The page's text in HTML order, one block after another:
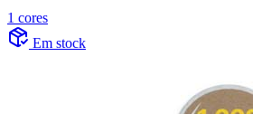
1 cores
Em stock